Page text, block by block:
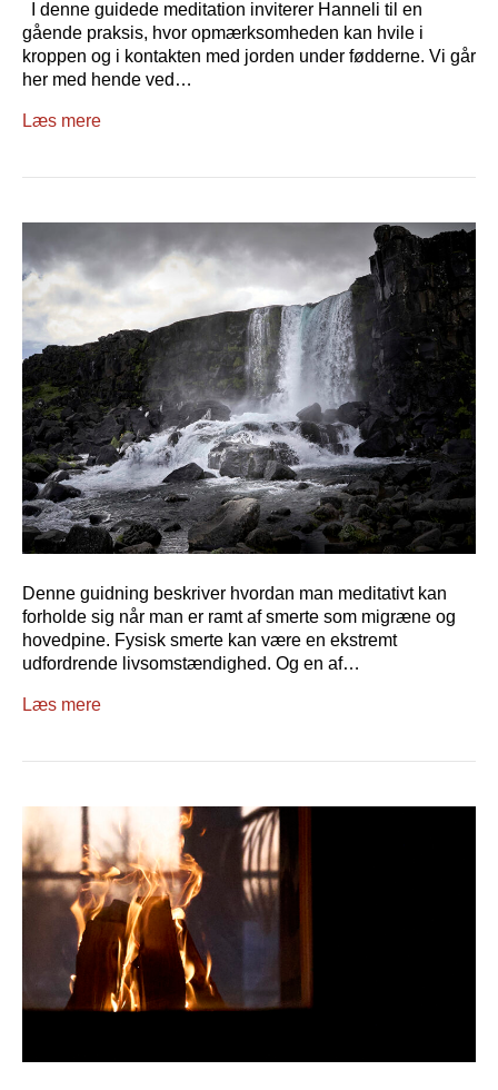
I denne guidede meditation inviterer Hanneli til en
gående praksis, hvor opmærksomheden kan hvile i
kroppen og i kontakten med jorden under fødderne. Vi går
her med hende ved…
Læs mere
Denne guidning beskriver hvordan man meditativt kan
forholde sig når man er ramt af smerte som migræne og
hovedpine. Fysisk smerte kan være en ekstremt
udfordrende livsomstændighed. Og en af…
Læs mere